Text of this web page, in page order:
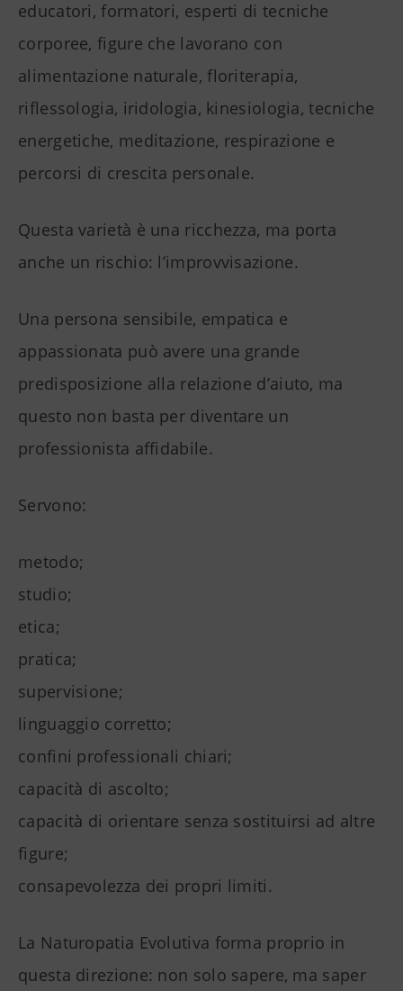
educatori, formatori, esperti di tecniche
corporee, figure che lavorano con
alimentazione naturale, floriterapia,
riflessologia, iridologia, kinesiologia, tecniche
energetiche, meditazione, respirazione e
percorsi di crescita personale.
Questa varietà è una ricchezza, ma porta
anche un rischio: l’improvvisazione.
Una persona sensibile, empatica e
appassionata può avere una grande
predisposizione alla relazione d’aiuto, ma
questo non basta per diventare un
professionista affidabile.
Servono:
metodo;
studio;
etica;
pratica;
supervisione;
linguaggio corretto;
confini professionali chiari;
capacità di ascolto;
capacità di orientare senza sostituirsi ad altre
figure;
consapevolezza dei propri limiti.
La Naturopatia Evolutiva forma proprio in
questa direzione: non solo sapere, ma saper